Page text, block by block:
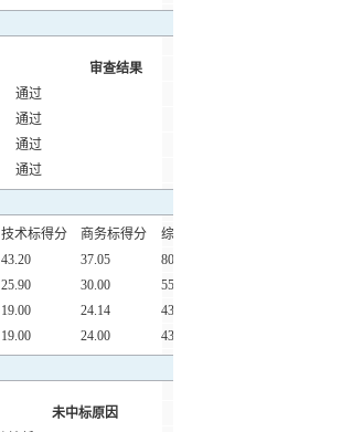
审查结果
通过
通过
通过
通过
技术标得分 商务标得分
综合得分
43.20 37.05
80.25
25.90 30.00
55.90
19.00 24.14
43.14
19.00 24.00 43.00
未中标原因